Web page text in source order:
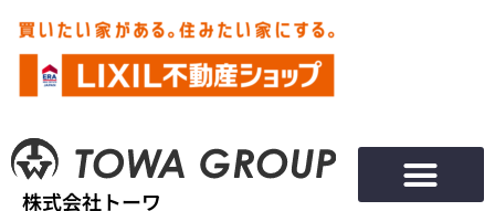
株式会社トーワ